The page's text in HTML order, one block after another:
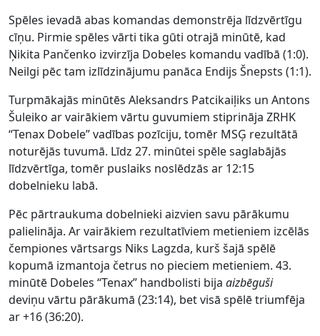
Spēles ievadā abas komandas demonstrēja līdzvērtīgu
cīņu. Pirmie spēles vārti tika gūti otrajā minūtē, kad
Ņikita Pančenko izvirzīja Dobeles komandu vadībā (1:0).
Neilgi pēc tam izlīdzinājumu panāca Endijs Šnepsts (1:1).
Turpmākajās minūtēs Aleksandrs Patcikaiļiks un Antons
Šuleiko ar vairākiem vārtu guvumiem stiprināja ZRHK
“Tenax Dobele” vadības pozīciju, tomēr MSĢ rezultātā
noturējās tuvumā. Līdz 27. minūtei spēle saglabājās
līdzvērtīga, tomēr puslaiks noslēdzās ar 12:15
dobelnieku labā.
Pēc pārtraukuma dobelnieki aizvien savu pārākumu
palielināja. Ar vairākiem rezultatīviem metieniem izcēlās
čempiones vārtsargs Niks Lagzda, kurš šajā spēlē
kopumā izmantoja četrus no pieciem metieniem. 43.
minūtē Dobeles “Tenax” handbolisti bija aizbēguši
deviņu vārtu pārākumā (23:14), bet visā spēlē triumfēja
ar +16 (36:20).